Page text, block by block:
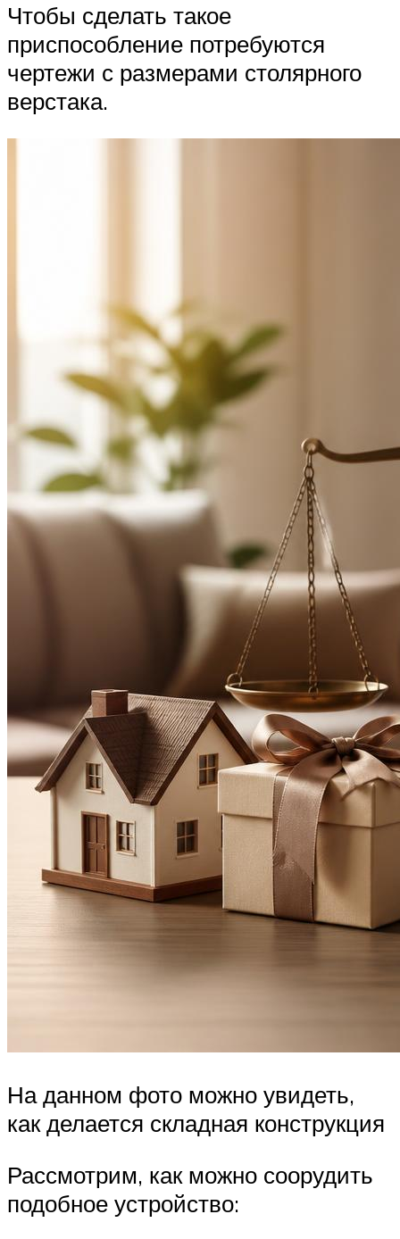
Чтобы сделать такое
приспособление потребуются
чертежи с размерами столярного
верстака.
На данном фото можно увидеть,
как делается складная конструкция
Рассмотрим, как можно соорудить
подобное устройство: